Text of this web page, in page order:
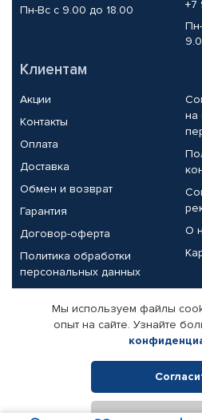
Пн-Вс с 9.00 до 18.00
+7
Клиентам
Акции
Контакты
Оплата
Доставка
Обмен и возврат
Гарантия
Договор-оферта
Политика обработки
персональных данных
на
О
Партнерам
Корпоративным клиентам
Поставщикам
Мы используем файлы
опыт на сайте. Узнайте